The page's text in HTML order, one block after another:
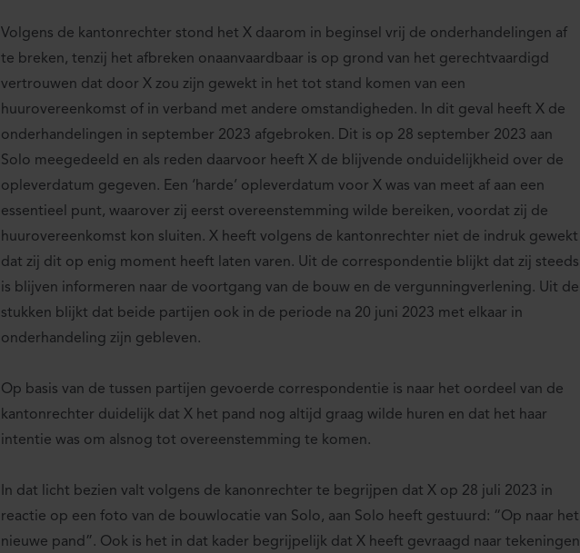
Volgens de kantonrechter stond het X daarom in beginsel vrij de onderhandelingen af
te breken, tenzij het afbreken onaanvaardbaar is op grond van het gerechtvaardigd
vertrouwen dat door X zou zijn gewekt in het tot stand komen van een
huurovereenkomst of in verband met andere omstandigheden. In dit geval heeft X de
onderhandelingen in september 2023 afgebroken. Dit is op 28 september 2023 aan
Solo meegedeeld en als reden daarvoor heeft X de blijvende onduidelijkheid over de
opleverdatum gegeven. Een ‘harde’ opleverdatum voor X was van meet af aan een
essentieel punt, waarover zij eerst overeenstemming wilde bereiken, voordat zij de
huurovereenkomst kon sluiten. X heeft volgens de kantonrechter niet de indruk gewekt
dat zij dit op enig moment heeft laten varen. Uit de correspondentie blijkt dat zij steeds
is blijven informeren naar de voortgang van de bouw en de vergunningverlening. Uit de
stukken blijkt dat beide partijen ook in de periode na 20 juni 2023 met elkaar in
onderhandeling zijn gebleven.
Op basis van de tussen partijen gevoerde correspondentie is naar het oordeel van de
kantonrechter duidelijk dat X het pand nog altijd graag wilde huren en dat het haar
intentie was om alsnog tot overeenstemming te komen.
In dat licht bezien valt volgens de kanonrechter te begrijpen dat X op 28 juli 2023 in
reactie op een foto van de bouwlocatie van Solo, aan Solo heeft gestuurd: “Op naar het
nieuwe pand”. Ook is het in dat kader begrijpelijk dat X heeft gevraagd naar tekeningen